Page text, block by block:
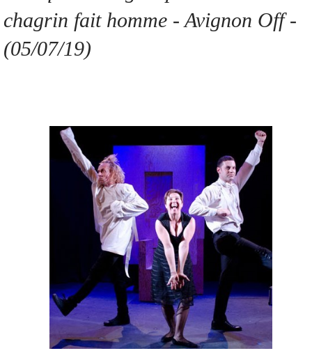
Agenda
Kiosque
▼
chagrin fait homme - Avignon Off -
(05/07/19)